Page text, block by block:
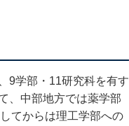
9学部・11研究科を有す
、中部地方では薬学部
てからは理工学部への